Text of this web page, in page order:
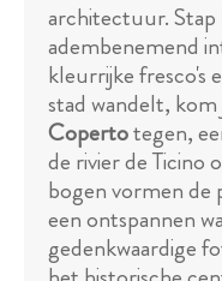
architectuur. Stap
adembenemend
kleurrijke fresco's
stad wandelt, kom
Copertotegen,
de rivier de Ticino
bogen vormen
een ontspannen
gedenkwaardige